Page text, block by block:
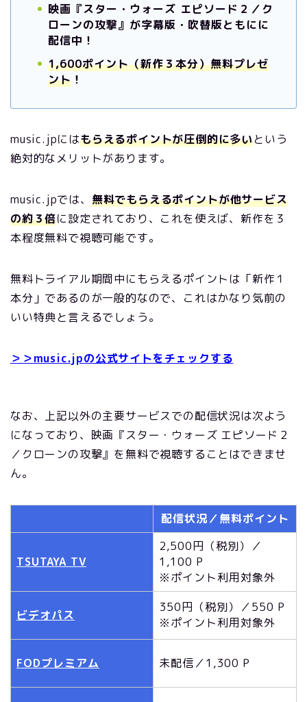
映画『スター・ウォーズ エピソード２／ク
ローンの攻撃』が字幕版・吹替版ともにに
配信中！
1,600ポイント（新作３本分）無料プレゼ
ント ！
music.jpにはもらえるポイントが圧倒的に多いという
絶対的なメリットがあります。
music.jpでは、 無料でもらえるポイントが他サービス
の約３倍に設定されており、これを使えば、新作を３
本程度無料で視聴可能です。
無料トライアル期間中にもらえるポイントは「新作１
本分」であるのが一般的なので、これはかなり気前の
いい特典と言えるでしょう。
＞＞music.jpの公式サイトをチェックする
なお、上記以外の主要サービスでの配信状況は次よう
になっており、映画『スター・ウォーズ エピソード２
／クローンの攻撃』を無料で視聴することはできませ
ん。
配信状況／無料ポイント
TSUTAYA TV
2,500円（税別）／
1,100 P
※ポイント利用対象外
ビデオパス
350円（税別）／550 P
※ポイント利用対象外
FODプレミアム 未配信／1,300 P